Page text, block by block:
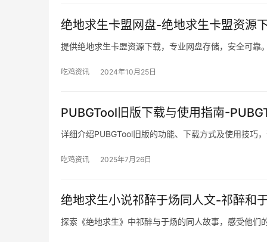
绝地求生卡盟网盘-绝地求生卡盟资源
提供绝地求生卡盟资源下载，专业网盘存储，安全可靠
吃鸡资讯 2024年10月25日
PUBGTool旧版下载与使用指南-
详细介绍PUBGTool旧版的功能、下载方式及使用技巧
吃鸡资讯 2025年7月26日
绝地求生小说祁醉于炀同人文-祁醉和
探索《绝地求生》中祁醉与于炀的同人故事，感受他们